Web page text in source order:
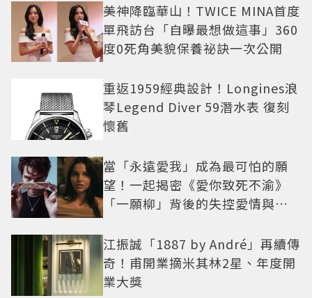
美神降臨華山！TWICE MINA首度
單飛訪台「自曝最想做這事」360
度0死角美貌保養祕訣一次公開
重返1959經典設計！Longines浪
琴Legend Diver 59潛水表 復刻
懷舊
當「永遠愛我」成為最可怕的願
望！一起揭密《愛你致死不渝》
「一願柳」背後的失控愛情與爆
江振誠「1887 by André」再續傳
奇！甫開業摘米其林2星、年度開
業大獎